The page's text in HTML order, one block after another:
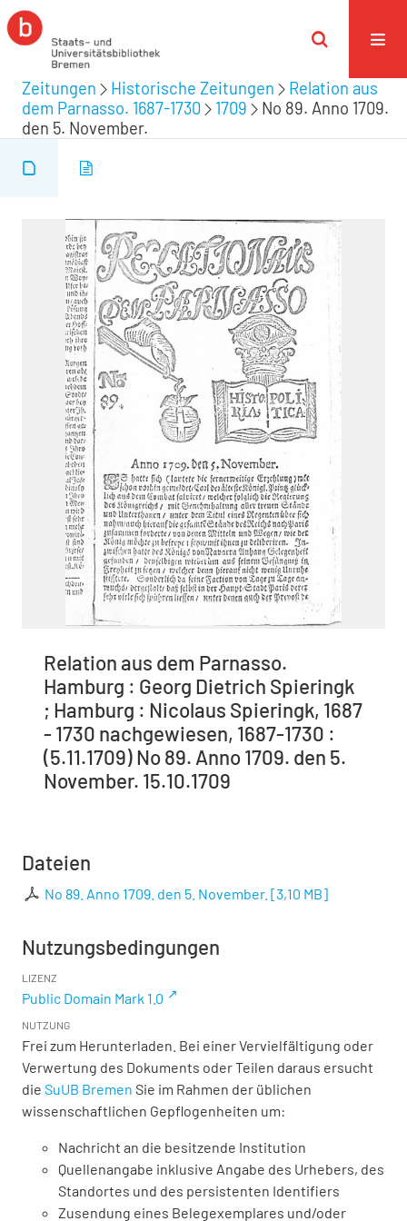
Zeitungen Historische Zeitungen
Relation aus
dem Parnasso. 1687-1730
1709
No 89. Anno 1709.
den 5. November.
Relation aus dem Parnasso.
Hamburg : Georg Dietrich Spieringk
; Hamburg : Nicolaus Spieringk, 1687
- 1730 nachgewiesen, 1687-1730 :
(5.11.1709) No 89. Anno 1709. den 5.
November. 15.10.1709
Dateien
No 89. Anno 1709. den 5. November. [3,10 MB]
Nutzungsbedingungen
LIZENZ
Public Domain Mark 1.0
NUTZUNG
Frei zum Herunterladen. Bei einer Vervielfältigung oder
Verwertung des Dokuments oder Teilen daraus ersucht
die SuUB Bremen Sie im Rahmen der üblichen
wissenschaftlichen Gepflogenheiten um:
Nachricht an die besitzende Institution
Quellenangabe inklusive Angabe des Urhebers, des
Standortes und des persistenten Identifiers
Zusendung eines Belegexemplares und/oder